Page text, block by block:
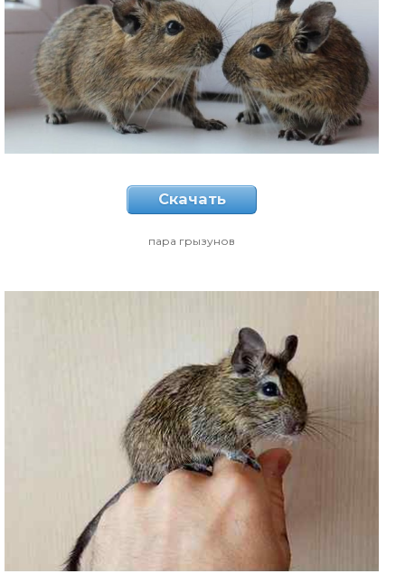
Скачать
пара грызунов